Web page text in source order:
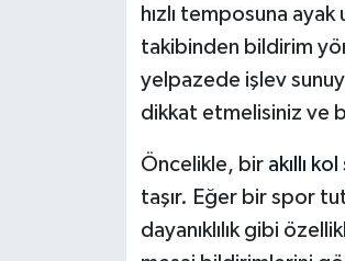
hızlı temposuna ayak
takibinden bildirim
yelpazede işlev
dikkat etmelisiniz ve
Öncelikle, bir akıllı
taşır. Eğer bir spor
dayanıklılık gibi